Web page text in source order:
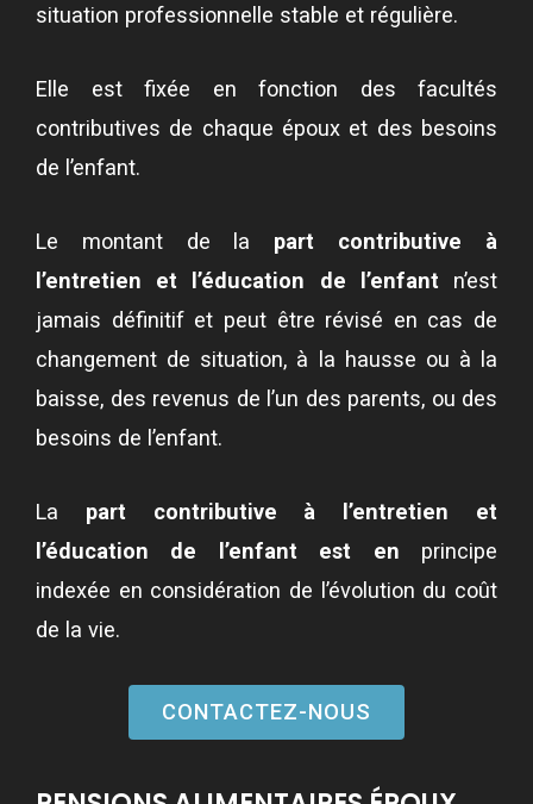
situation professionnelle stable et régulière.
Elle est fixée en fonction des facultés
contributives de chaque époux et des besoins
de l’enfant.
Le montant de la part contributive à
l’entretien et l’éducation de l’enfantn’est
jamais définitif et peut être révisé en cas de
changement de situation, à la hausse ou à la
baisse, des revenus de l’un des parents, ou des
besoins de l’enfant.
La part contributive à l’entretien et
l’éducation de l’enfant est en principe
indexée en considération de l’évolution du coût
de la vie.
CONTACTEZ-NOUS